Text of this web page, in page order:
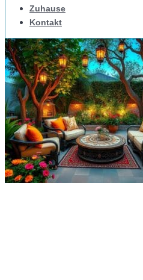
Zuhause
Kontakt